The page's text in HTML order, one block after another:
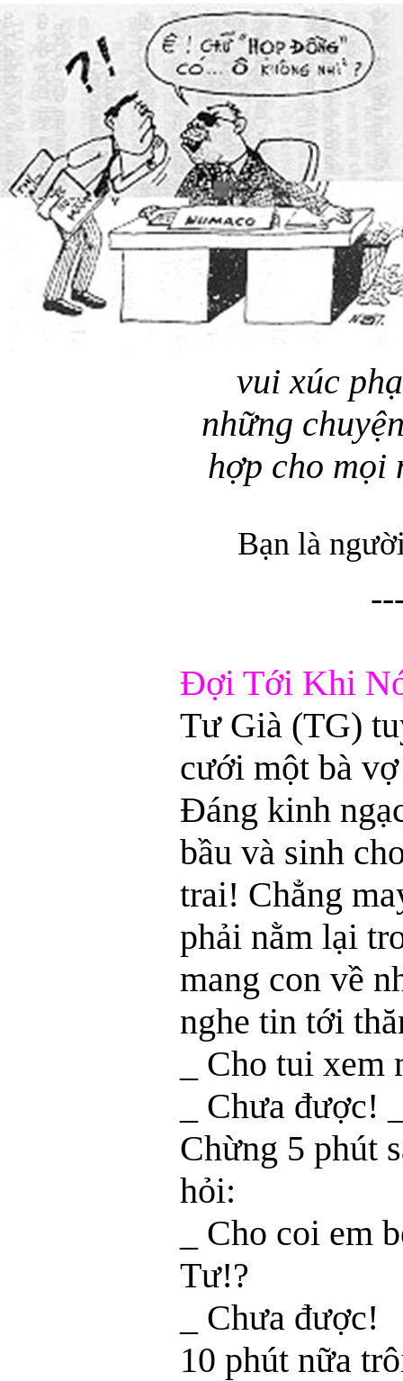
Chuyện
Sưu tập:
Những
được tuyển
Người chọn
vui xúc
những
hợp cho
Bạn là
Đợi Tới Khi
Tư Già (TG)
cưới một bà
Ðáng kinh
bầu và sinh
trai! Chẳng
phải nằm lại
mang con về
nghe tin tới
_ Cho tui
_ Chưa được!
Chừng 5 phút
hỏi:
_ Cho coi em
Tư!?
_ Chưa được!
10 phút nữa